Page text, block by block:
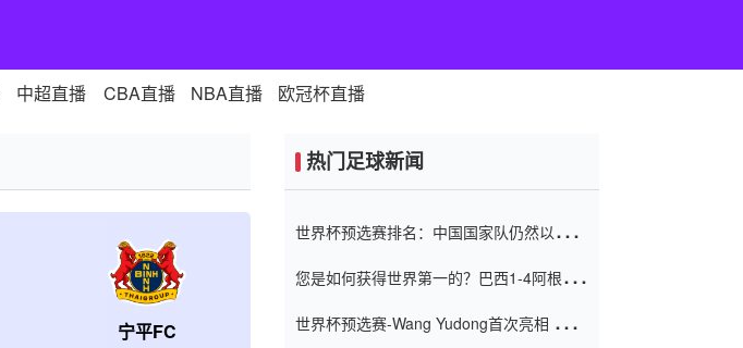
中超直播 CBA直播 NBA直播 欧冠杯直播
宁平FC
热门足球新闻
世界杯预选赛排名：中国国家队仍然以6分
您是如何获得世界第一的？巴西1-4阿根
世界杯预选赛-Wang Yudong首次亮相 中国